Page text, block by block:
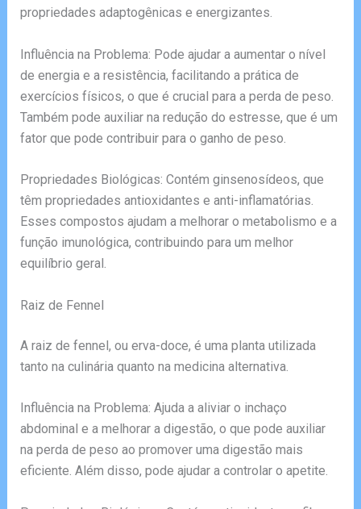
propriedades adaptogênicas e energizantes.
Influência na Problema: Pode ajudar a aumentar o nível
de energia e a resistência, facilitando a prática de
exercícios físicos, o que é crucial para a perda de peso.
Também pode auxiliar na redução do estresse, que é um
fator que pode contribuir para o ganho de peso.
Propriedades Biológicas: Contém ginsenosídeos, que
têm propriedades antioxidantes e anti-inflamatórias.
Esses compostos ajudam a melhorar o metabolismo e a
função imunológica, contribuindo para um melhor
equilíbrio geral.
Raiz de Fennel
A raiz de fennel, ou erva-doce, é uma planta utilizada
tanto na culinária quanto na medicina alternativa.
Influência na Problema: Ajuda a aliviar o inchaço
abdominal e a melhorar a digestão, o que pode auxiliar
na perda de peso ao promover uma digestão mais
eficiente. Além disso, pode ajudar a controlar o apetite.